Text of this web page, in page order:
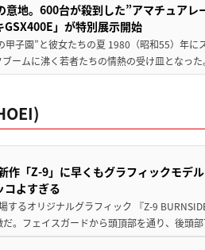
意地。600台が殺到した”アマチュアレ
」が特別展示開始
子園”と彼女たちの夏 1980（昭和55）年に
ブームに沸く若者たちの情熱の受け皿となっ
作「Z-9」に早くもグラフィックモデ
コよすぎる
するオリジナルグラフィック 『Z-9
。フェイスガードから頭頂部を通り、後頭